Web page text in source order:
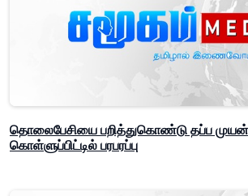
தொலைபேசியை பறித்துகொண்டு தப்ப
கொள்ளுப்பிட்டில் பரபரப்பு